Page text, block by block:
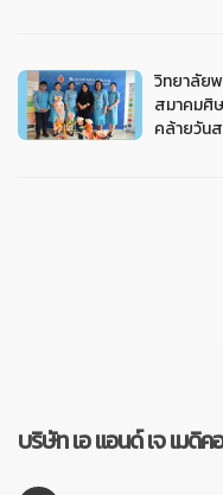
วิทยาลัย
สมาคมศิษ
คล้ายวัน
บริษัท เอ แอนด์ เจ เมดิ